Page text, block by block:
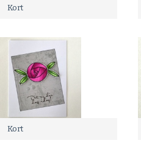
Kort
Kort